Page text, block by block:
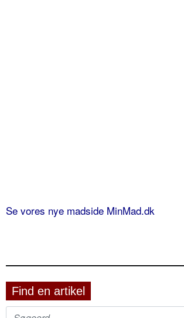
Se vores nye madside MinMad.dk
Find en artikel